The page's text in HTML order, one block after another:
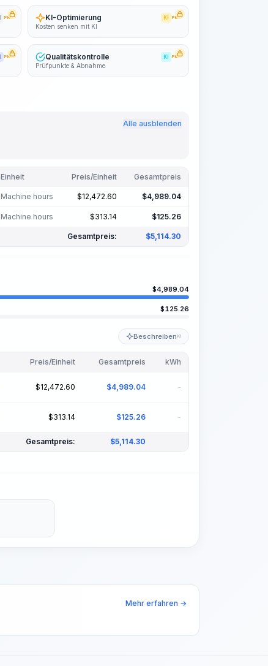
PRO KI-Optimierung KI PRO
Kosten senken mit KI
PRO Qualitätskontrolle KI PRO
Prüfpunkte & Abnahme
Alle ausblenden
Einheit Preis/Einheit Gesamtpreis
Machine hours $12,472.60 $4,989.04
Machine hours $313.14 $125.26
Gesamtpreis: $5,114.30
$4,989.04
$125.26
Beschreiben KI
Preis/Einheit Gesamtpreis kWh
$12,472.60 $4,989.04 -
$313.14 $125.26 -
Gesamtpreis: $5,114.30
Mehr erfahren →